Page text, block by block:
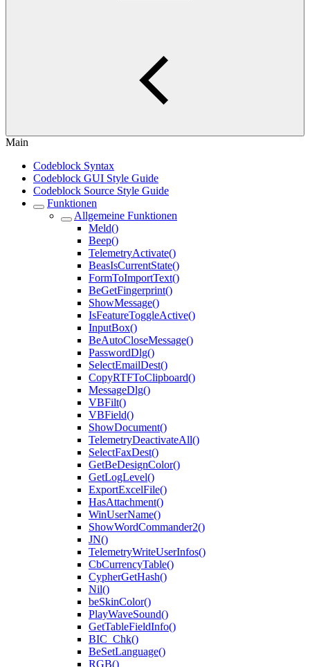
Main
Codeblock Syntax
Codeblock GUI Style Guide
Codeblock Source Style Guide
Funktionen
Allgemeine Funktionen
Meld()
Beep()
TelemetryActivate()
BeasIsCurrentState()
FormToImportText()
BeGetFingerprint()
ShowMessage()
IsFeatureToggleActive()
InputBox()
BeAutoCloseMessage()
PasswordDlg()
SelectEmailDest()
CopyRTFToClipboard()
MessageDlg()
VBFilt()
VBField()
ShowDocument()
TelemetryDeactivateAll()
SelectFaxDest()
GetBeDesignColor()
GetLogLevel()
ExportExcelFile()
HasAttachment()
WinUserName()
ShowWordCommander2()
JN()
TelemetryWriteUserInfos()
CbCurrencyTable()
CypherGetHash()
Nil()
beSkinColor()
PlayWaveSound()
GetTableFieldInfo()
BIC_Chk()
BeSetLanguage()
RGB()